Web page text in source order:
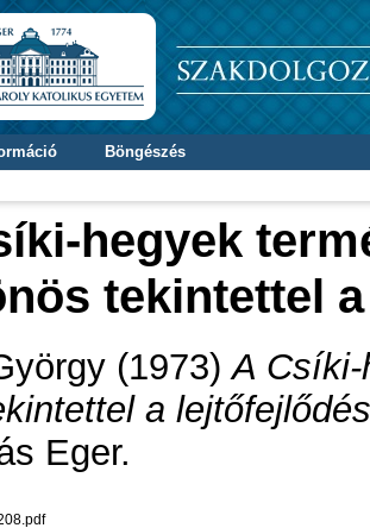
Böngészés
hegyek
tekintettel
(1973)A
a
Eger.